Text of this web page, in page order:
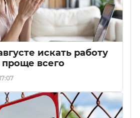
искать работу
всего